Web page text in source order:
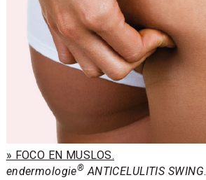
» FOCO EN MUSLOS.
endermologie® ANTICELULITIS SWING.